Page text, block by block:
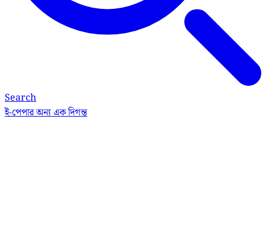
Search
ই-পেপারঅন্য এক দিগন্ত